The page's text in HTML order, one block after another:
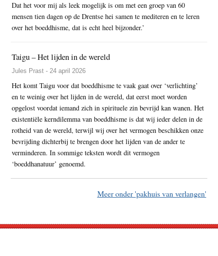
Dat het voor mij als leek mogelijk is om met een groep van 60
mensen tien dagen op de Drentse hei samen te mediteren en te leren
over het boeddhisme, dat is echt heel bijzonder.’
Taigu – Het lijden in de wereld
Jules Prast - 24 april 2026
Het komt Taigu voor dat boeddhisme te vaak gaat over ‘verlichting’
en te weinig over het lijden in de wereld, dat eerst moet worden
opgelost voordat iemand zich in spirituele zin bevrijd kan wanen. Het
existentiële kerndilemma van boeddhisme is dat wij ieder delen in de
rotheid van de wereld, terwijl wij over het vermogen beschikken onze
bevrijding dichterbij te brengen door het lijden van de ander te
verminderen. In sommige teksten wordt dit vermogen
‘boeddhanatuur’ genoemd.
Meer onder 'pakhuis van verlangen'